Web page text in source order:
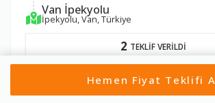
Van İpekyolu
İpekyolu, Van, Türkiye
2 TEKLİF VERİLDİ
Hemen Fiyat Teklifi